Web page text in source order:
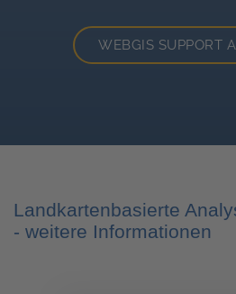
WEBGIS SUPPORT
Landkartenbasierte
- weitere Informationen